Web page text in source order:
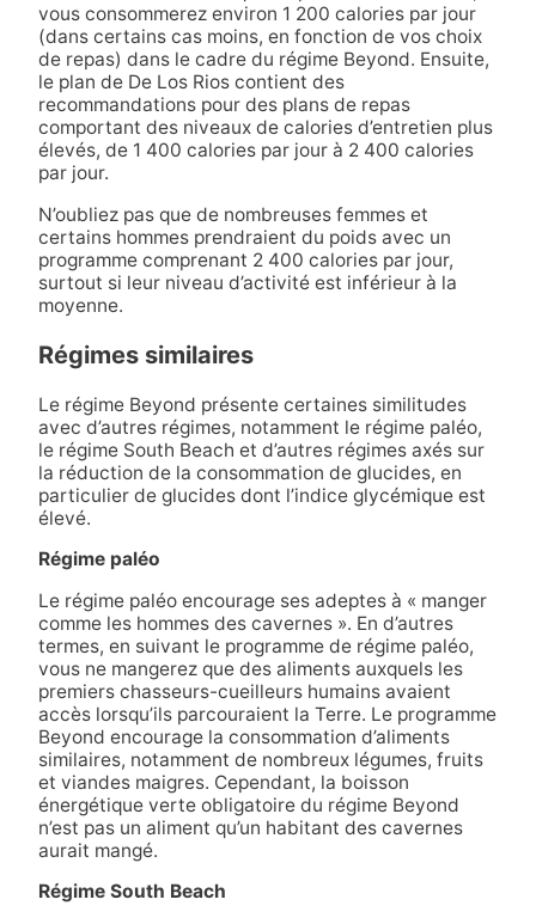
vous consommerez environ 1 200 calories par jour
(dans certains cas moins, en fonction de vos choix
de repas) dans le cadre du régime Beyond. Ensuite,
le plan de De Los Rios contient des
recommandations pour des plans de repas
comportant des niveaux de calories d’entretien plus
élevés, de 1 400 calories par jour à 2 400 calories
par jour.
N’oubliez pas que de nombreuses femmes et
certains hommes prendraient du poids avec un
programme comprenant 2 400 calories par jour,
surtout si leur niveau d’activité est inférieur à la
moyenne.
Régimes similaires
Le régime Beyond présente certaines similitudes
avec d’autres régimes, notamment le régime paléo,
le régime South Beach et d’autres régimes axés sur
la réduction de la consommation de glucides, en
particulier de glucides dont l’indice glycémique est
élevé.
Régime paléo
Le régime paléo encourage ses adeptes à « manger
comme les hommes des cavernes ». En d’autres
termes, en suivant le programme de régime paléo,
vous ne mangerez que des aliments auxquels les
premiers chasseurs-cueilleurs humains avaient
accès lorsqu’ils parcouraient la Terre. Le programme
Beyond encourage la consommation d’aliments
similaires, notamment de nombreux légumes, fruits
et viandes maigres. Cependant, la boisson
énergétique verte obligatoire du régime Beyond
n’est pas un aliment qu’un habitant des cavernes
aurait mangé.
Régime South Beach